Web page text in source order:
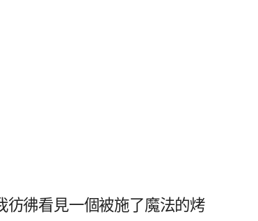
彷彿看見一個被施了魔法的烤